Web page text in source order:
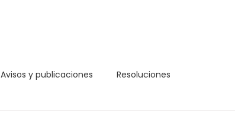
Avisos y publicaciones Resoluciones